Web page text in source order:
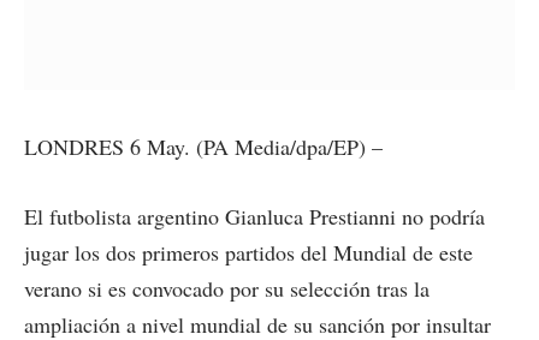
LONDRES 6 May. (PA Media/dpa/EP) –
El futbolista argentino Gianluca Prestianni no podría
jugar los dos primeros partidos del Mundial de este
verano si es convocado por su selección tras la
ampliación a nivel mundial de su sanción por insultar